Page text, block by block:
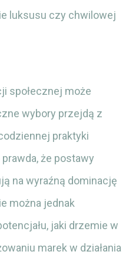
luksusu czy chwilowej
społecznej może
wybory przejdą z
praktyki
że postawy
na wyraźną dominację
można jednak
jaki drzemie w
marek w działania